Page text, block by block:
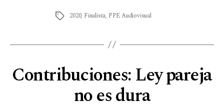
2020, Finalista, PPE Audiovisual
Contribuciones: Ley pareja
no es dura